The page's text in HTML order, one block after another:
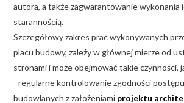
autora, a także zagwarantowanie wykonania
starannością.
Szczegółowy zakres prac wykonywanych
placu budowy, zależy w głównej mierze od
stronami i może obejmować takie czynności,
- regularne kontrolowanie zgodności
budowlanych z założeniami projektu